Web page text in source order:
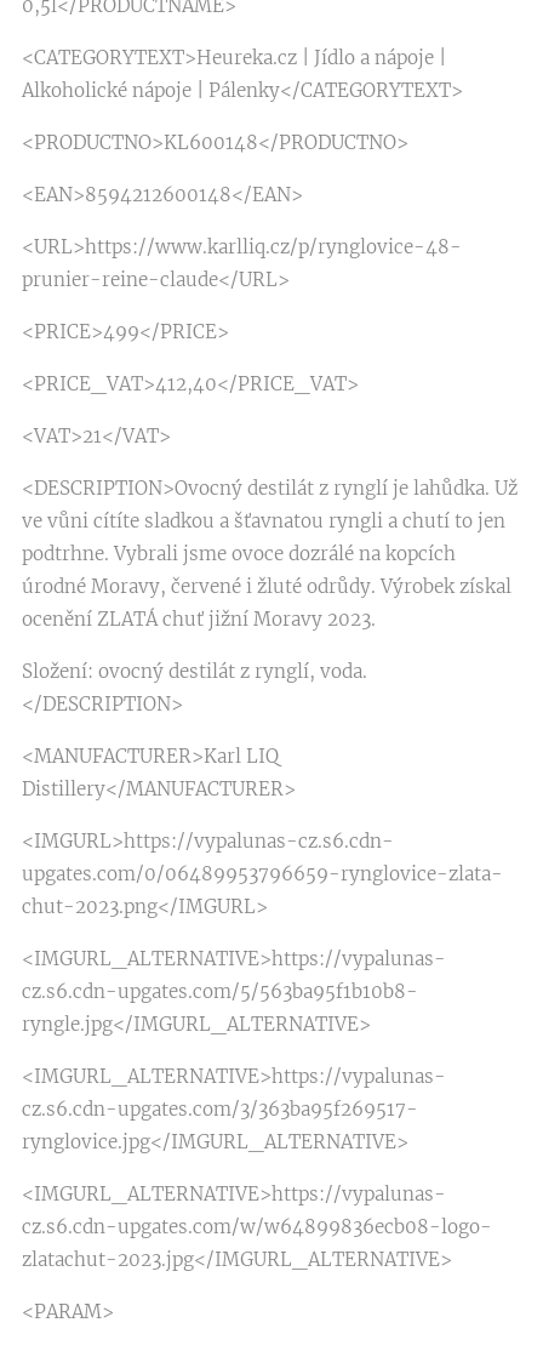
0,5l</PRODUCTNAME>
<CATEGORYTEXT>Heureka.cz | Jídlo a nápoje |
Alkoholické nápoje | Pálenky</CATEGORYTEXT>
<PRODUCTNO>KL600148</PRODUCTNO>
<EAN>8594212600148</EAN>
<URL>https://www.karlliq.cz/p/rynglovice-48-
prunier-reine-claude</URL>
<PRICE>499</PRICE>
<PRICE_VAT>412,40</PRICE_VAT>
<VAT>21</VAT>
<DESCRIPTION>Ovocný destilát z rynglí je lahůdka. Už
ve vůni cítíte sladkou a šťavnatou ryngli a chutí to jen
podtrhne. Vybrali jsme ovoce dozrálé na kopcích
úrodné Moravy, červené i žluté odrůdy. Výrobek získal
ocenění ZLATÁ chuť jižní Moravy 2023.
Složení: ovocný destilát z rynglí, voda.
</DESCRIPTION>
<MANUFACTURER>Karl LIQ
Distillery</MANUFACTURER>
<IMGURL>https://vypalunas-cz.s6.cdn-
upgates.com/0/06489953796659-rynglovice-zlata-
chut-2023.png</IMGURL>
<IMGURL_ALTERNATIVE>https://vypalunas-
cz.s6.cdn-upgates.com/5/563ba95f1b10b8-
ryngle.jpg</IMGURL_ALTERNATIVE>
<IMGURL_ALTERNATIVE>https://vypalunas-
cz.s6.cdn-upgates.com/3/363ba95f269517-
rynglovice.jpg</IMGURL_ALTERNATIVE>
<IMGURL_ALTERNATIVE>https://vypalunas-
cz.s6.cdn-upgates.com/w/w64899836ecb08-logo-
zlatachut-2023.jpg</IMGURL_ALTERNATIVE>
<PARAM>